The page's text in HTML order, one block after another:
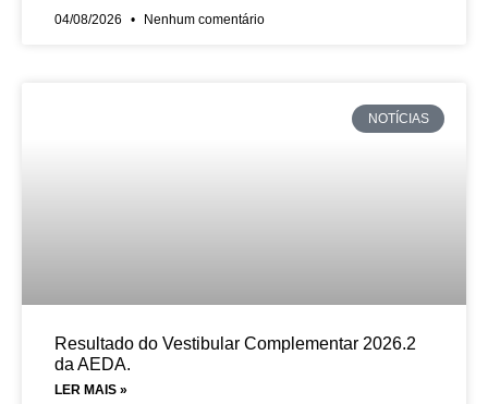
04/08/2026 Nenhum comentário
NOTÍCIAS
Resultado do Vestibular Complementar 2026.2
da AEDA.
LER MAIS »